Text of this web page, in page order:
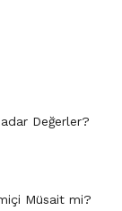
Değerler?
Müsait mi?